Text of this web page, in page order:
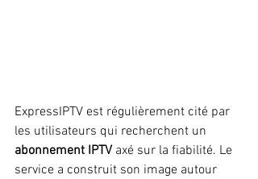
ExpressIPTV est régulièrement cité par
les utilisateurs qui recherchent un
abonnement IPTV axé sur la fiabilité. Le
service a construit son image autour